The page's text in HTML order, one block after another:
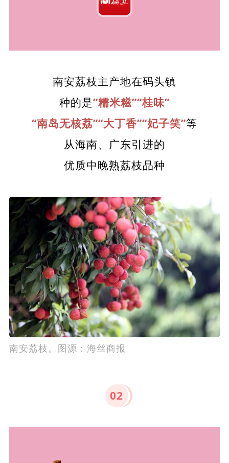
南安荔枝主产地在码头镇
种的是“糯米糍”“桂味”
“南岛无核荔”“大丁香”“妃子笑”等
从海南、广东引进的
优质中晚熟荔枝品种
南安荔枝。图源：海丝商报
02